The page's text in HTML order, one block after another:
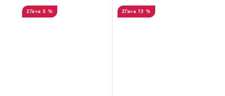
5 % 13 %